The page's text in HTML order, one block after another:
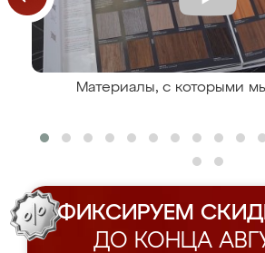
Материалы, с которыми
ФИКСИРУЕМ
ДО КОНЦА